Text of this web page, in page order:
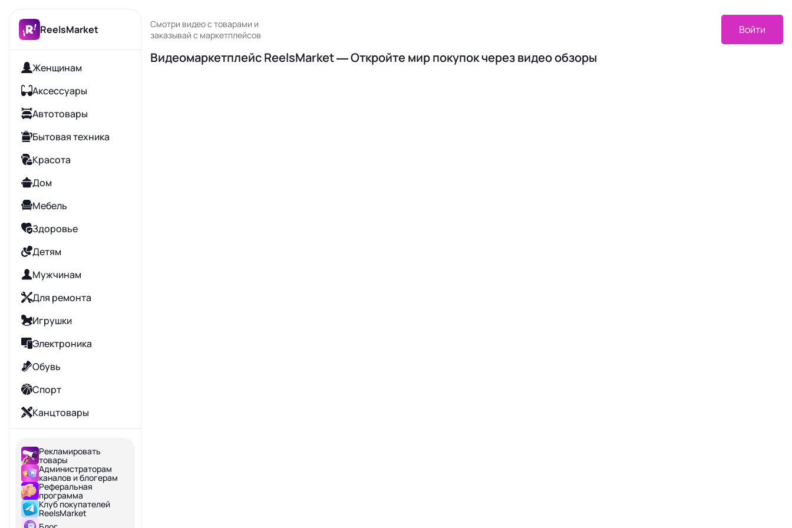
ReelsMarket
Женщинам
Аксессуары
Автотовары
Бытовая техника
Красота
Дом
Мебель
Здоровье
Детям
Мужчинам
Для ремонта
Игрушки
Электроника
Обувь
Спорт
Канцтовары
Продукты
Школа
Сад и дача
Рекламировать
товары
Администраторам
каналов и блогерам
Реферальная
программа
Клуб покупателей
ReelsMarket
Смотри видео с товарами и
заказывай с маркетплейсов
Войти
Видеомаркетплейс ReelsMarket — Откройте мир покупок через видео обзоры